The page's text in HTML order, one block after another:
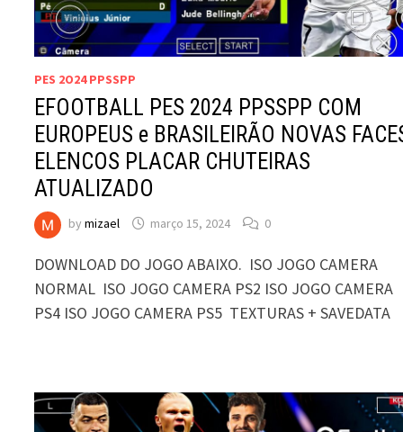
PES 2O24 PPSSPP
EFOOTBALL PES 2024 PPSSPP COM
EUROPEUS e BRASILEIRÃO NOVAS
ELENCOS PLACAR CHUTEIRAS
ATUALIZADO
bymizael março 15, 2024 0
DOWNLOAD DO JOGO ABAIXO. ISO JOGO CAMERA
NORMAL ISO JOGO CAMERA PS2 ISO JOGO CAMERA
PS4 ISO JOGO CAMERA PS5 TEXTURAS + SAVEDATA